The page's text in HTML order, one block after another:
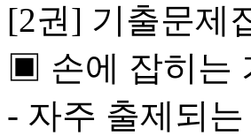
[2권] 기출문제
▣ 손에 잡히는
- 자주 출제되